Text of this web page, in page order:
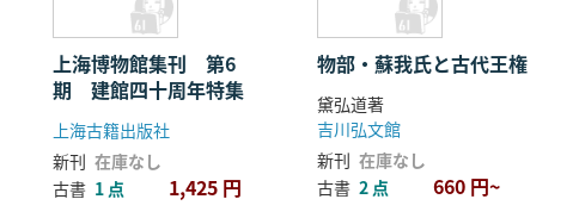
上海博物館集刊 第6
期 建館四十周年特集
上海古籍出版社
新刊 在庫なし
古書 1 点 1,425 円
物部・蘇我氏と古代王権
黛弘道著
吉川弘文館
新刊 在庫なし
古書 2 点 660 円~